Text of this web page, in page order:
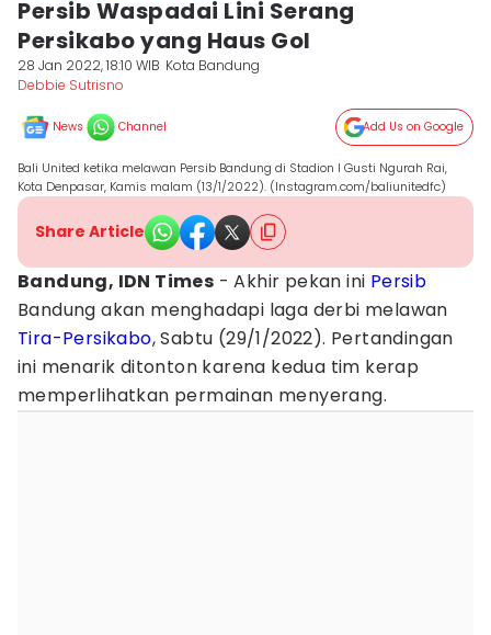
Persib Waspadai Lini Serang
Persikabo yang Haus Gol
28 Jan 2022, 18:10 WIB Kota Bandung
Debbie Sutrisno
News Channel Add Us on Google
Bali United ketika melawan Persib Bandung di Stadion I Gusti Ngurah Rai,
Kota Denpasar, Kamis malam (13/1/2022). (Instagram.com/baliunitedfc)
Share Article
Bandung, IDN Times - Akhir pekan ini Persib
Bandung akan menghadapi laga derbi melawan
Tira-Persikabo, Sabtu (29/1/2022). Pertandingan
ini menarik ditonton karena kedua tim kerap
memperlihatkan permainan menyerang.